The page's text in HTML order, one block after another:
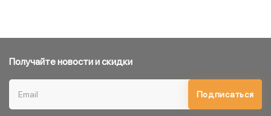
Получайте новости и скидки
Подписаться